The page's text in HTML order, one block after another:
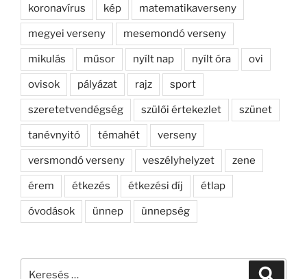
koronavírus kép matematikaverseny
megyei verseny mesemondó verseny
mikulás műsor nyílt nap nyílt óra ovi
ovisok pályázat rajz sport
szeretetvendégség szülői értekezlet szünet
tanévnyitó témahét verseny
versmondó verseny veszélyhelyzet zene
érem étkezés étkezési díj étlap
óvodások ünnep ünnepség